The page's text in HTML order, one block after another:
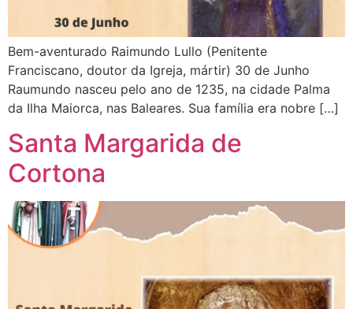
Bem-aventurado Raimundo Lullo (Penitente
Franciscano, doutor da Igreja, mártir) 30 de Junho
Raumundo nasceu pelo ano de 1235, na cidade Palma
da Ilha Maiorca, nas Baleares. Sua família era nobre […]
Santa Margarida de
Cortona